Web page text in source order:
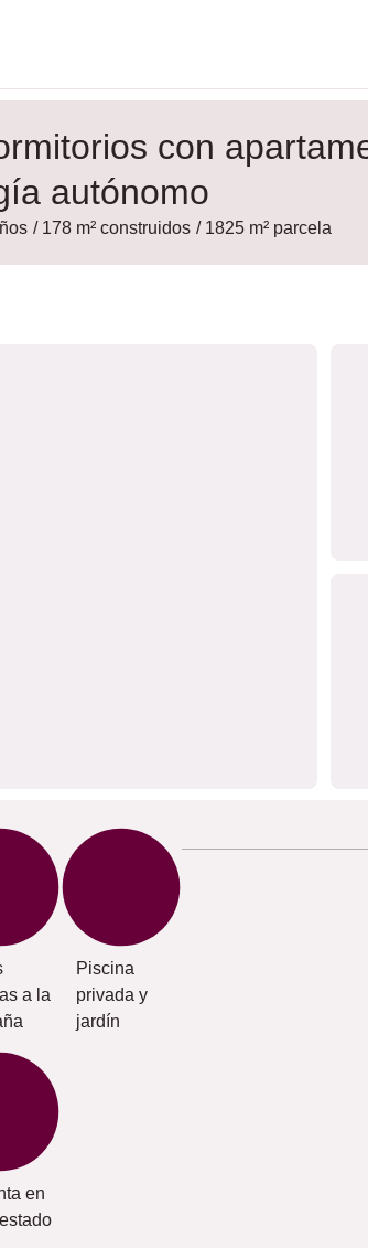
con
autónomo
/ 178 m² construidos / 1825 m² parcela
a la
en
Piscina
privada y
jardín